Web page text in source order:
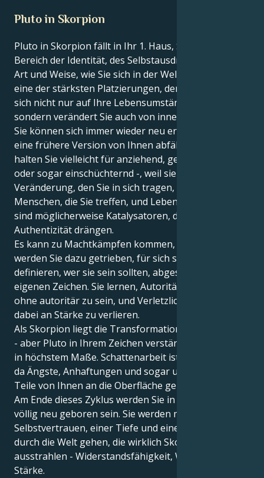
Pluto in Skorpion
Pluto in Skorpion fällt in Ihr 1. Haus, Skorpion - der
Bereich der Identität, des Selbstausdrucks und der
Art und Weise, wie Sie sich in der Welt zeigen. Dies ist
eine der stärksten Platzierungen, denn Pluto wirkt
sich nicht nur auf Ihre Lebensumstände aus,
sondern verändert Sie auch von innen heraus.
Sie können sich immer wieder neu erfinden, während
eine frühere Version von Ihnen abfällt. Andere
halten Sie vielleicht für anziehend, geheimnisvoll -
oder sogar einschüchternd -, weil sie den Grad der
Veränderung, den Sie in sich tragen, wahrnehmen.
Menschen, die Sie treffen, und Lebenserfahrungen
sind möglicherweise Katalysatoren, die Sie zu mehr
Authentizität drängen.
Es kann zu Machtkämpfen kommen, aber meistens
werden Sie dazu getrieben, für sich selbst zu
definieren, wer sie sein sollten, abgesehen von ihren
eigenen Zeichen. Sie lernen, Autorität zu verkörpern,
ohne autoritär zu sein, und Verletzlichkeit, ohne
dabei an Stärke zu verlieren.
Als Skorpion liegt die Transformation in Ihrer Natur
- aber Pluto in Ihrem Zeichen verstärkt diese Energie
in höchstem Maße. Schattenarbeit ist unvermeidlich,
da Ängste, Anhaftungen und sogar unerwünschte
Teile von Ihnen an die Oberfläche gebracht werden.
Am Ende dieses Zyklus werden Sie in Ihrer Identität
völlig neu geboren sein. Sie werden mit einem
Selbstvertrauen, einer Tiefe und einer Authentizität
durch die Welt gehen, die wirklich Skorpionkraft
ausstrahlen - Widerstandsfähigkeit, Wahrheit, innere
Stärke.